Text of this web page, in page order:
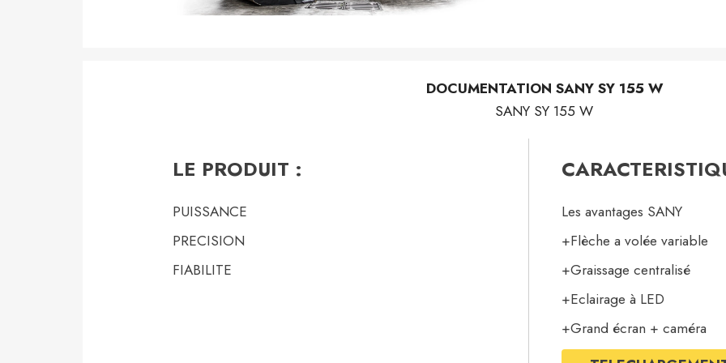
DOCUMENTATION SANY SY 155 W
SANY SY 155 W
LE PRODUIT :
PUISSANCE
PRECISION
FIABILITE
Les avantages SANY
+Flèche a volée variable
+Graissage centralisé
+Eclairage à LED
+Grand écran + caméra